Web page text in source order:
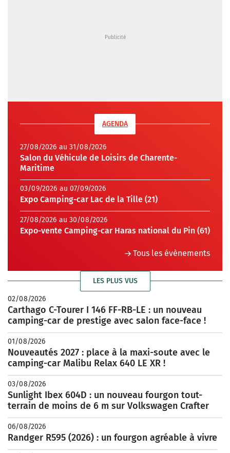
AGENDA
27/08/2026 au 31/08/2026
Salon du Véhicule de Loisirs de Charente-
Maritime
03/09/2026 au 07/09/2026
Expo Camping-car Lac de la Tille (21)
27/08/2026 au 30/08/2026
Expo-vente Camping-car Haras national du Pin (61)
Tous les évènements
LES PLUS VUS
02/08/2026
Carthago C-Tourer I 146 FF-RB-LE : un nouveau
camping-car de prestige avec salon face-face !
01/08/2026
Nouveautés 2027 : place à la maxi-soute avec le
camping-car Malibu Relax 640 LE XR !
03/08/2026
Sunlight Ibex 604D : un nouveau fourgon tout-
terrain de moins de 6 m sur Volkswagen Crafter
06/08/2026
Randger R595 (2026) : un fourgon agréable à vivre